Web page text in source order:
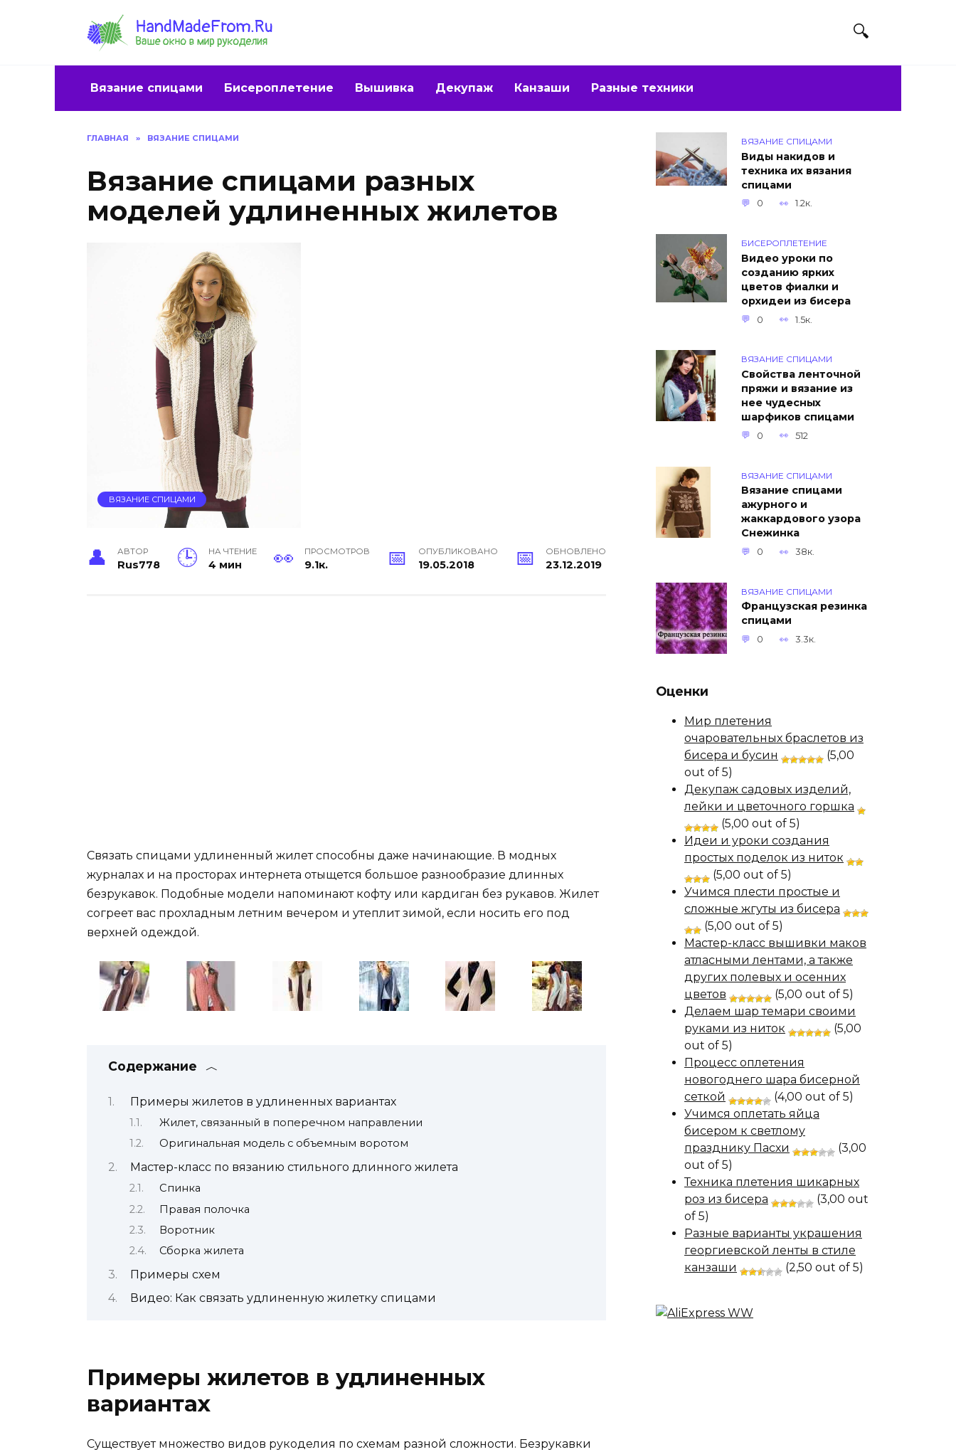
Вязание спицами Бисероплетение Вышивка Декупаж Канзаши Разные техники
ГЛАВНАЯ » ВЯЗАНИЕ СПИЦАМИ
Вязание спицами разных
моделей удлиненных жилетов
ВЯЗАНИЕ СПИЦАМИ
АВТОР
Rus778
НА ЧТЕНИЕ
4 мин
ПРОСМОТРОВ
9.1к.
ОПУБЛИКОВАНО
19.05.2018
ОБНОВЛЕНО
23.12.2019
Связать спицами удлиненный жилет способны даже начинающие. В модных
журналах и на просторах интернета отыщется большое разнообразие длинных
безрукавок. Подобные модели напоминают кофту или кардиган без рукавов. Жилет
согреет вас прохладным летним вечером и утеплит зимой, если носить его под
верхней одеждой.
Содержание
Примеры жилетов в удлиненных вариантах
Жилет, связанный в поперечном направлении
Оригинальная модель с объемным воротом
Мастер-класс по вязанию стильного длинного жилета
Спинка
Правая полочка
Воротник
Сборка жилета
Примеры схем
Видео: Как связать удлиненную жилетку спицами
Примеры жилетов в удлиненных
вариантах
Существует множество видов рукоделия по схемам разной сложности. Безрукавки
ВЯЗАНИЕ СПИЦАМИ
Виды накидов и
техника их вязания
спицами
0 1.2к.
БИСЕРОПЛЕТЕНИЕ
Видео уроки по
созданию ярких
цветов фиалки и
орхидеи из бисера
0 1.5к.
ВЯЗАНИЕ СПИЦАМИ
Свойства ленточной
пряжи и вязание из
нее чудесных
шарфиков спицами
0 512
ВЯЗАНИЕ СПИЦАМИ
Вязание спицами
ажурного и
жаккардового узора
Снежинка
0 38к.
ВЯЗАНИЕ СПИЦАМИ
Французская резинка
спицами
0 3.3к.
Оценки
Мир плетения
очаровательных браслетов из
бисера и бусин
(5,00
out of 5)
Декупаж садовых изделий,
лейки и цветочного горшка
(5,00 out of 5)
Идеи и уроки создания
простых поделок из ниток
(5,00 out of 5)
Учимся плести простые и
сложные жгуты из бисера
(5,00 out of 5)
Мастер-класс вышивки маков
атласными лентами, а также
других полевых и осенних
цветов
(5,00 out of 5)
Делаем шар темари своими
руками из ниток
(5,00
out of 5)
Процесс оплетения
новогоднего шара бисерной
сеткой
(4,00 out of 5)
Учимся оплетать яйца
бисером к светлому
празднику Пасхи
(3,00
out of 5)
Техника плетения шикарных
роз из бисера
(3,00 out
of 5)
Разные варианты украшения
георгиевской ленты в стиле
канзаши
(2,50 out of 5)